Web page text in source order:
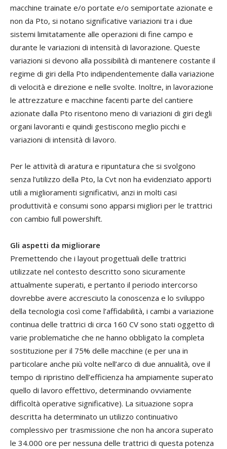
macchine trainate e/o portate e/o semiportate azionate e
non da Pto, si notano significative variazioni tra i due
sistemi limitatamente alle operazioni di fine campo e
durante le variazioni di intensità di lavorazione. Queste
variazioni si devono alla possibilità di mantenere costante il
regime di giri della Pto indipendentemente dalla variazione
di velocità e direzione e nelle svolte. Inoltre, in lavorazione
le attrezzature e macchine facenti parte del cantiere
azionate dalla Pto risentono meno di variazioni di giri degli
organi lavoranti e quindi gestiscono meglio picchi e
variazioni di intensità di lavoro.
Per le attività di aratura e ripuntatura che si svolgono
senza l’utilizzo della Pto, la Cvt non ha evidenziato apporti
utili a miglioramenti significativi, anzi in molti casi
produttività e consumi sono apparsi migliori per le trattrici
con cambio full powershift.
Gli aspetti da migliorare
Premettendo che i layout progettuali delle trattrici
utilizzate nel contesto descritto sono sicuramente
attualmente superati, e pertanto il periodo intercorso
dovrebbe avere accresciuto la conoscenza e lo sviluppo
della tecnologia così come l’affidabilità, i cambi a variazione
continua delle trattrici di circa 160 CV sono stati oggetto di
varie problematiche che ne hanno obbligato la completa
sostituzione per il 75% delle macchine (e per una in
particolare anche più volte nell’arco di due annualità, ove il
tempo di ripristino dell’efficienza ha ampiamente superato
quello di lavoro effettivo, determinando ovviamente
difficoltà operative significative). La situazione sopra
descritta ha determinato un utilizzo continuativo
complessivo per trasmissione che non ha ancora superato
le 34.000 ore per nessuna delle trattrici di questa potenza